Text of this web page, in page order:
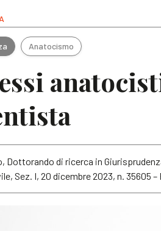
Anatocismo
Dottorando di ricerca in
Sez. I, 20 dicembre 2023, n. 35605 –